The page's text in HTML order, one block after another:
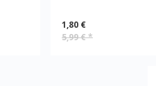
1,80 €
5,99 €*